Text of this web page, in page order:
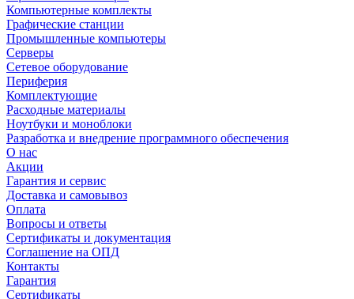
Компьютерные комплекты
Графические станции
Промышленные компьютеры
Серверы
Сетевое оборудование
Периферия
Комплектующие
Расходные материалы
Ноутбуки и моноблоки
Разработка и внедрение программного обеспечения
О нас
Акции
Гарантия и сервис
Доставка и самовывоз
Оплата
Вопросы и ответы
Сертификаты и документация
Соглашение на ОПД
Контакты
Гарантия
Сертификаты